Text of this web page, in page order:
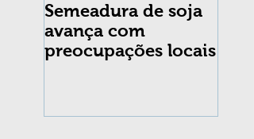
Semeadura de soja
avança com
preocupações locais